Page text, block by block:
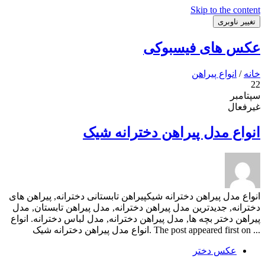
Skip to the content
تغییر ناوبری
عکس های فیسبوکی
خانه / انواع پیراهن
22
سپتامبر
غیرفعال
انواع مدل پیراهن دخترانه شیک
انواع مدل پیراهن دخترانه شیکپیراهن تابستانی دخترانه, پیراهن های
دخترانه, جدیدترین مدل پیراهن دخترانه, مدل پیراهن تابستان, مدل
پیراهن دختر بچه ها, مدل پیراهن دخترانه, مدل لباس دخترانه. انواع
... The post appeared first on .انواع مدل پیراهن دخترانه شیک
عکس دختر